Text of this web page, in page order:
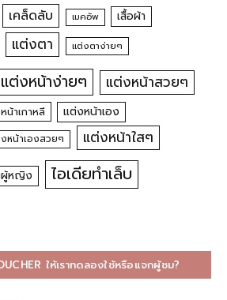
เคล็ดลับ เมคอัพ เสื้อผ้า
แต่งตา แต่งตาง่ายๆ
แต่งหน้าง่ายๆ แต่งหน้าสวยๆ
น้าเกาหลี แต่งหน้าเอง
หน้าเองสวยๆ แต่งหน้าใสๆ
หญิง ไอเดียทำเล็บ
ให้เราทดลองใช้หรือแจกผู้ชม?